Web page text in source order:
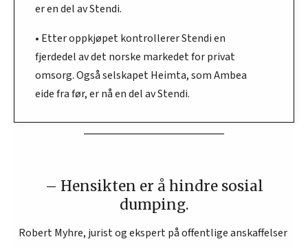
er en del av Stendi.
• Etter oppkjøpet kontrollerer Stendi en
fjerdedel av det norske markedet for privat
omsorg. Også selskapet Heimta, som Ambea
eide fra før, er nå en del av Stendi.
– Hensikten er å hindre sosial
dumping.
Robert Myhre, jurist og ekspert på offentlige anskaffelser